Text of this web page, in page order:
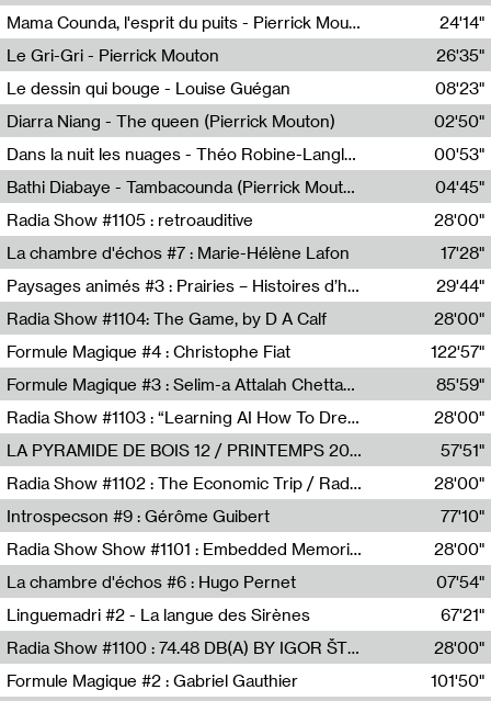
Eden Tinto Collins,Rukku Djinne
Mama Counda, l'esprit du puits - Pierrick Mouton
Pierrick Mouton
24'14"
Le Gri-Gri - Pierrick Mouton
Pierrick Mouton
26'35"
Le dessin qui bouge - Louise Guégan
Louise Guégan
08'23"
Diarra Niang - The queen (Pierrick Mouton)
Pierrick Mouton,Diarra Niang
02'50"
Dans la nuit les nuages - Théo Robine-Langlois
Théo Robine-Langlois,LD Beat
00'53"
Bathi Diabaye - Tambacounda (Pierrick Mouton)
Pierrick Mouton,Bathi Diabaye
04'45"
Radia Show #1105 : retroauditive
Soundart Radio
28'00"
La chambre d'échos #7 : Marie-Hélène Lafon
Revue Les Chambres,Marie-Hélène Lafon
17'28"
Paysages animés #3 : Prairies – Histoires d’herbes et d’humains
Anne Simon
29'44"
Radia Show #1104: The Game, by D A Calf
Radio One NZ
28'00"
Formule Magique #4 : Christophe Fiat
Nathalie Lacroix
122'57"
Formule Magique #3 : Selim-a Attalah Chettaoui
Nathalie Lacroix,Selim-a Attalah Chettaoui
85'59"
Radia Show #1103 : “Learning AI How To Dream” by Sebastian Dingens (Radio Campus Bruxelles)
Radio Campus Bruxelles
28'00"
LA PYRAMIDE DE BOIS 12 / PRINTEMPS 2026
Sammy Stein
57'51"
Radia Show #1102 : The Economic Trip / Radio Grenouille
Radio Grenouille
28'00"
Introspecson #9 : Gérôme Guibert
Pierre Henry,Gérôme Guibert
77'10"
Radia Show Show #1101 : Embedded Memories by Jimmy Peggie / radioart106
Jimmy Peggie,radioart106
28'00"
La chambre d'échos #6 : Hugo Pernet
Revue Les Chambres,Hugo Pernet
07'54"
Linguemadri #2 - La langue des Sirènes
Meris Angioletti
67'21"
Radia Show #1100 : 74.48 DB(A) BY IGOR ŠTROMAJER FOR RADIO X
radio x
28'00"
Formule Magique #2 : Gabriel Gauthier
101'50"